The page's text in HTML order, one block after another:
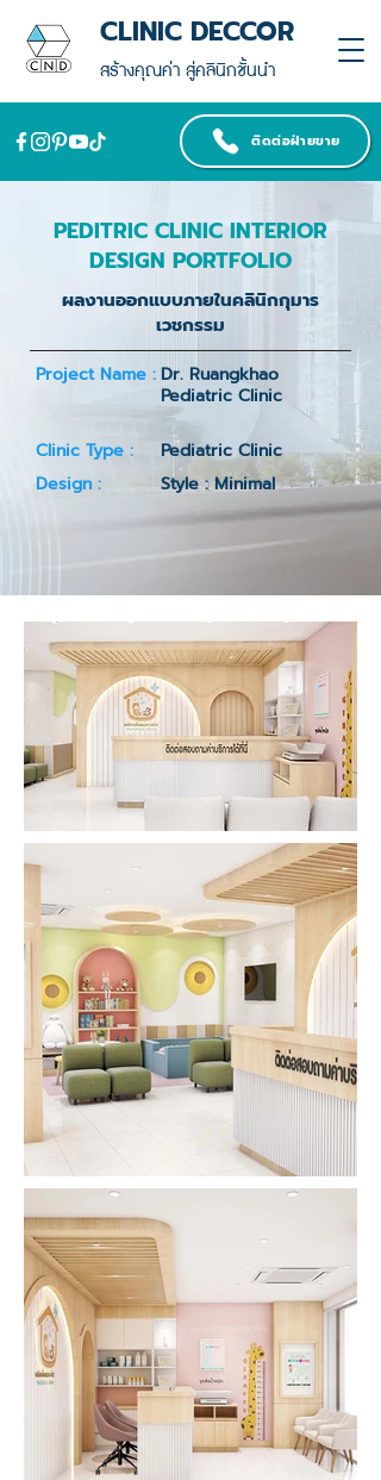
สร้างคุณค่า สู่คลินิกชั้นนำ
CLINIC DECCOR
ติดต่อฝ่ายขาย
PEDITRIC CLINIC INTERIOR
DESIGN PORTFOLIO
ผลงานออกแบบภายในคลินิกกุมาร
เวชกรรม
Project Name : Dr. Ruangkhao
Pediatric Clinic
Clinic Type :
Pediatric Clinic
Design :
Style : Minimal